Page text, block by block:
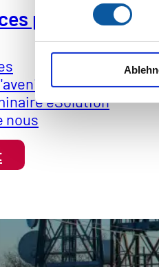
publics et
eSolution
nous